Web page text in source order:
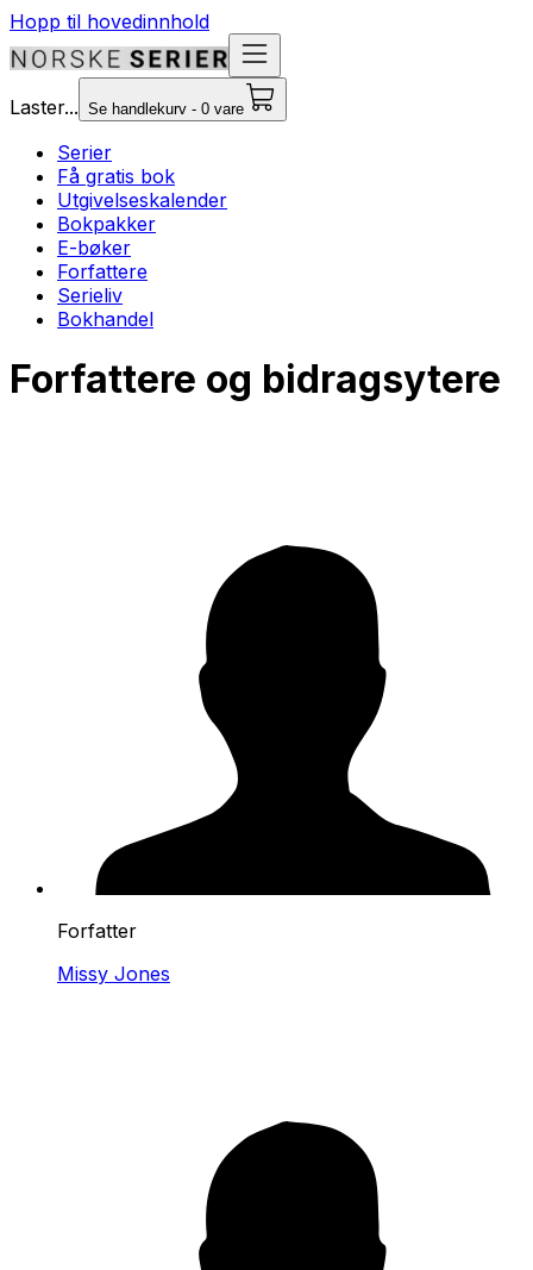
Hopp til hovedinnhold
Laster... Se handlekurv - 0 vare
Serier
Få gratis bok
Utgivelseskalender
Bokpakker
E-bøker
Forfattere
Serieliv
Bokhandel
Forfattere og bidragsytere
Forfatter
Missy Jones